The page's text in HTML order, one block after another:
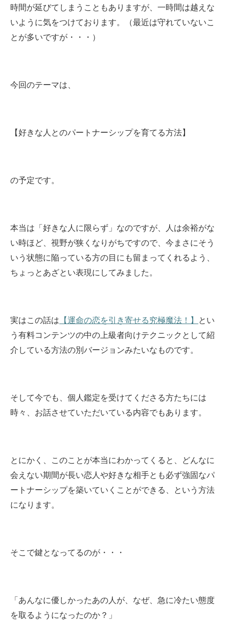
時間が延びてしまうこともありますが、一時間は越えな
いように気をつけております。（最近は守れていないこ
とが多いですが・・・）
今回のテーマは、
【好きな人とのパートナーシップを育てる方法】
の予定です。
本当は「好きな人に限らず」なのですが、人は余裕がな
い時ほど、視野が狭くなりがちですので、今まさにそう
いう状態に陥っている方の目にも留まってくれるよう、
ちょっとあざとい表現にしてみました。
実はこの話は 【運命の恋を引き寄せる究極魔法！】
とい
う有料コンテンツの中の上級者向けテクニックとして紹
介している方法の別バージョンみたいなものです。
そして今でも、個人鑑定を受けてくださる方たちには
時々、お話させていただいている内容でもあります。
とにかく、このことが本当にわかってくると、どんなに
会えない期間が長い恋人や好きな相手とも必ず強固なパ
ートナーシップを築いていくことができる、という方法
になります。
そこで鍵となってるのが・・・
「あんなに優しかったあの人が、なぜ、急に冷たい態度
を取るようになったのか？」